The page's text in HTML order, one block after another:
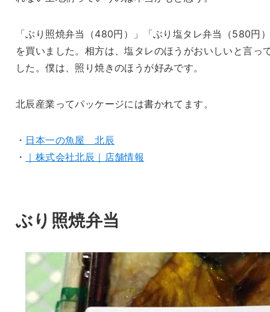
「ぶり照焼弁当（480円）」「ぶり塩タレ弁当（580円
を買いました。相方は、塩タレのほうがおいしいと言っ
した。僕は、照り焼きのほうが好みです。
北辰産業ってパッケージには書かれてます。
・ 日本一の魚屋 北辰
・
｜株式会社北辰｜店舗情報
ぶり照焼弁当